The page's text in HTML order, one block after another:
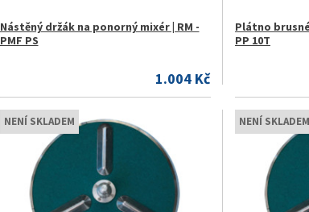
Nástěný držák na ponorný mixér | RM -
PMF PS
1.004 Kč
Plátno brusné
PP 10T
NENÍ SKLADEM NENÍ SKLADEM